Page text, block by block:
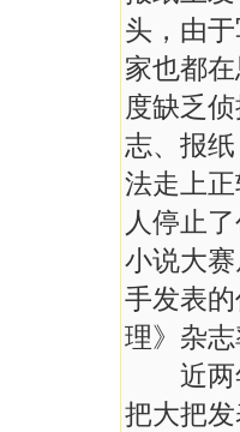
头，由
家也都
度缺乏
志、报
法走上
人停止
小说大
手发表
理》杂志
近两年
把大把